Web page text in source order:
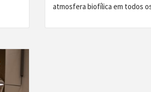
atmosfera biofílica em todos